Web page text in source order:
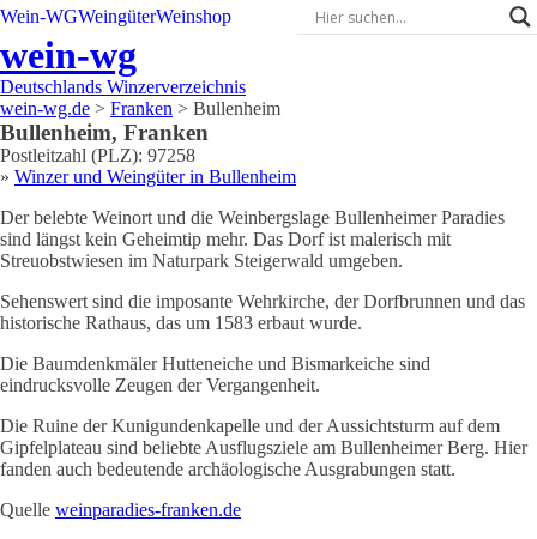
Wein-WGWeingüterWeinshop
wein-wg
Deutschlands Winzerverzeichnis
wein-wg.de > Franken > Bullenheim
Bullenheim, Franken
Postleitzahl (PLZ): 97258
» Winzer und Weingüter in Bullenheim
Der belebte Weinort und die Weinbergslage Bullenheimer Paradies
sind längst kein Geheimtip mehr. Das Dorf ist malerisch mit
Streuobstwiesen im Naturpark Steigerwald umgeben.
Sehenswert sind die imposante Wehrkirche, der Dorfbrunnen und das
historische Rathaus, das um 1583 erbaut wurde.
Die Baumdenkmäler Hutteneiche und Bismarkeiche sind
eindrucksvolle Zeugen der Vergangenheit.
Die Ruine der Kunigundenkapelle und der Aussichtsturm auf dem
Gipfelplateau sind beliebte Ausflugsziele am Bullenheimer Berg. Hier
fanden auch bedeutende archäologische Ausgrabungen statt.
Quelle weinparadies-franken.de